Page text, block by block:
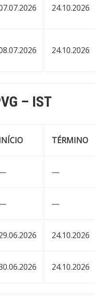
24.10.2026
24.10.2026
– IST
TÉRMINO
—
—
24.10.2026
24.10.2026